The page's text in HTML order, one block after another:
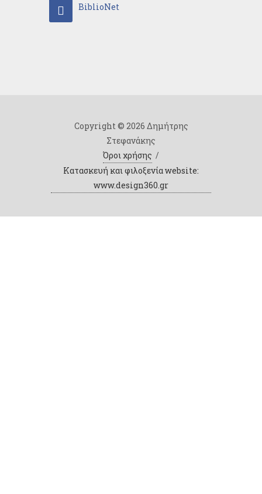
BiblioNet
Copyright © 2026 Δημήτρης
Στεφανάκης
Όροι χρήσης /
Κατασκευή και φιλοξενία website:
www.design360.gr